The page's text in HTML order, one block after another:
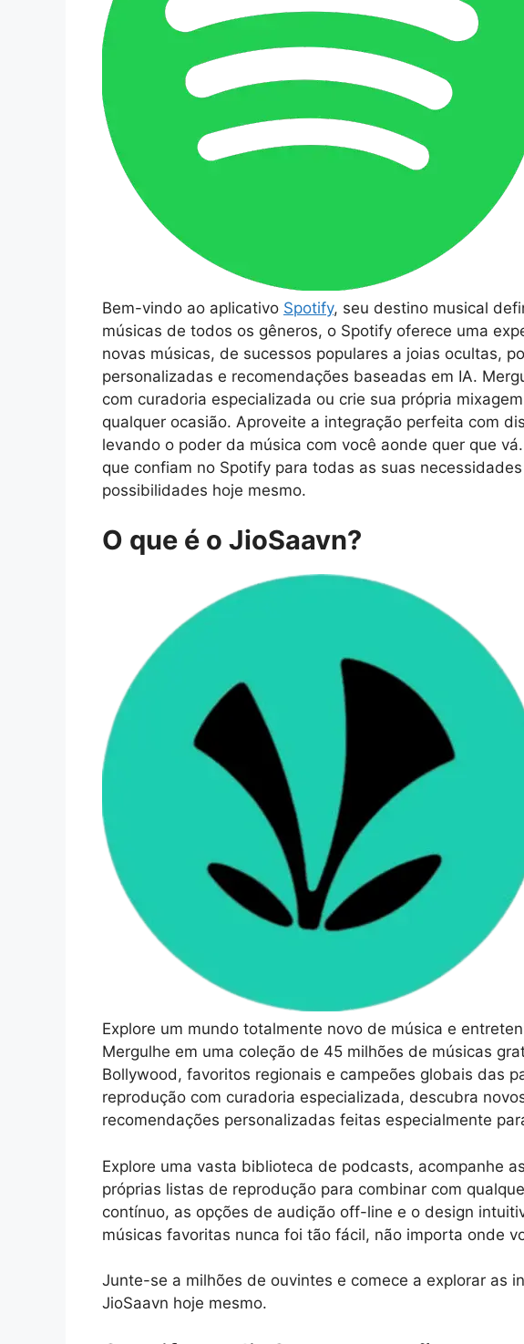
Bem-vindo ao aplicativo Spotify, seu destino musical
músicas de todos os gêneros, o Spotify oferece uma
novas músicas, de sucessos populares a joias ocultas,
personalizadas e recomendações baseadas em IA.
com curadoria especializada ou crie sua própria
qualquer ocasião. Aproveite a integração perfeita com
levando o poder da música com você aonde quer que
que confiam no Spotify para todas as suas
possibilidades hoje mesmo.
O que é o JioSaavn?
Explore um mundo totalmente novo de música e
Mergulhe em uma coleção de 45 milhões de músicas
Bollywood, favoritos regionais e campeões globais das
reprodução com curadoria especializada, descubra
recomendações personalizadas feitas especialmente
Explore uma vasta biblioteca de podcasts, acompanhe
próprias listas de reprodução para combinar com
contínuo, as opções de audição off-line e o design
músicas favoritas nunca foi tão fácil, não importa onde
Junte-se a milhões de ouvintes e comece a explorar as
JioSaavn hoje mesmo.